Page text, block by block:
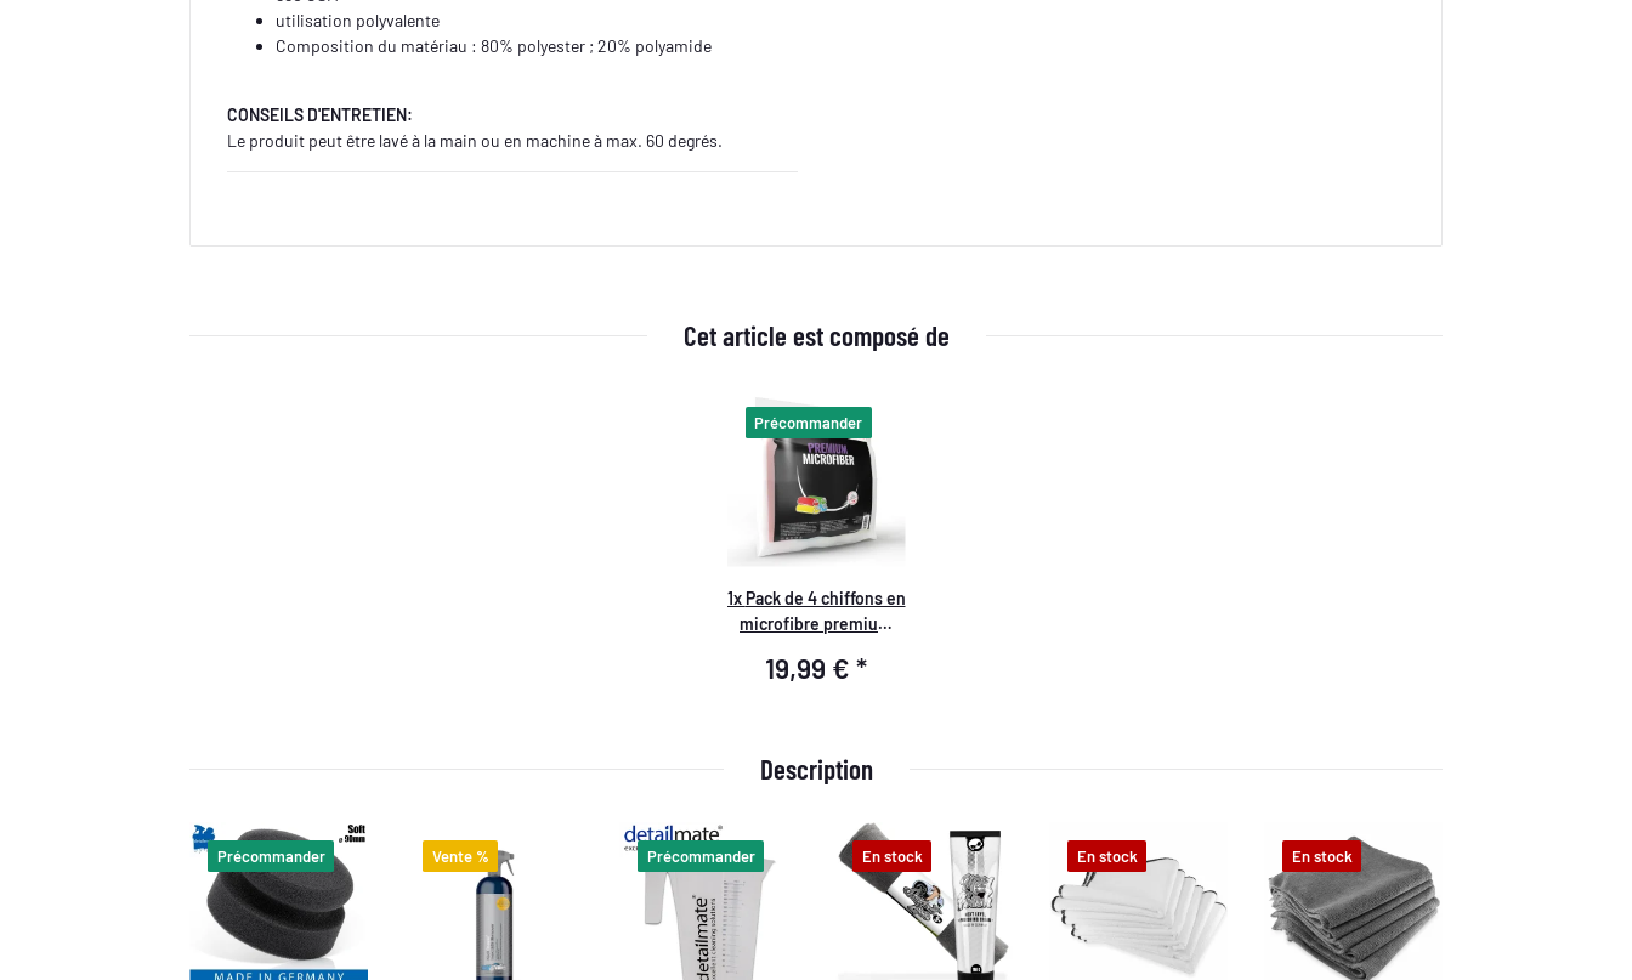
utilisation polyvalente
Composition du matériau : 80% polyester ; 20% polyamide
CONSEILS D'ENTRETIEN:
Le produit peut être lavé à la main ou en machine à max. 60 degrés.
Cet article est composé de
Précommander
1x Pack de 4 chiffons en
microfibre premium
Jaune, Vert, Rouge,
19,99 € *
Description
Précommander Vente % Précommander En stock En stock En stock